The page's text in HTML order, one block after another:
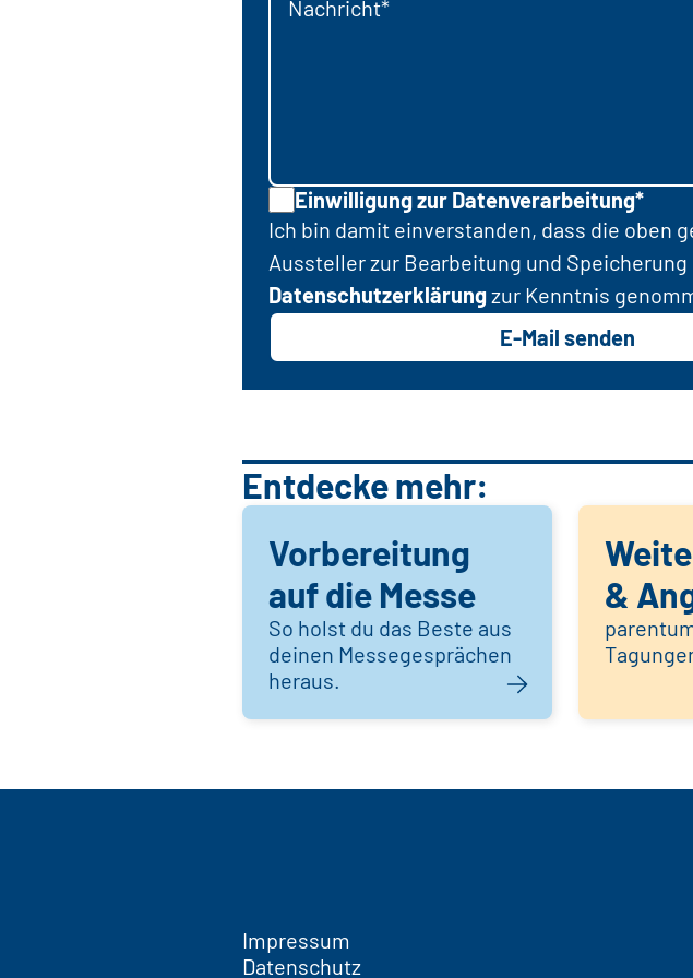
Nachricht*
Einwilligung zur Datenverarbeitung*
Ich bin damit einverstanden, dass die oben
Aussteller zur Bearbeitung und
Datenschutzerklärungzur Kenntnis
E-Mail senden
Entdecke mehr:
Vorbereitung
auf die Messe
So holst du das Beste aus
deinen Messegesprächen
heraus.
&
Impressum
Datenschutz